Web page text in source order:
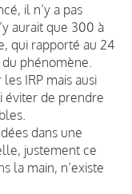
il n’y a pas
aurait que 300 à
qui rapporté au 24
phénomène.
IRP mais ausi
éviter de prendre
dans une
justement ce
la main, n’existe